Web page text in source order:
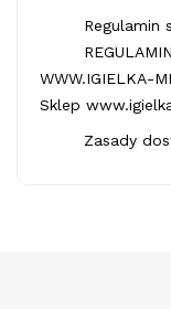
Regulamin
WWW.IGIELKA-
Sklep
Zasady